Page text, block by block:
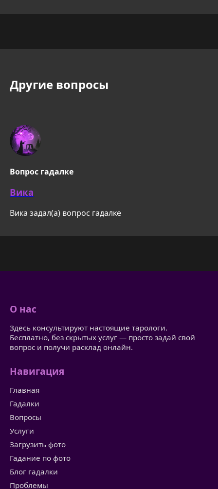
Другие вопросы
Вопрос гадалке
Вика
Вика задал(а) вопрос гадалке
О нас
Здесь консультируют настоящие тарологи.
Бесплатно, без скрытых услуг — просто задай свой
вопрос и получи расклад онлайн.
Навигация
Главная
Гадалки
Вопросы
Услуги
Загрузить фото
Гадание по фото
Блог гадалки
Проблемы